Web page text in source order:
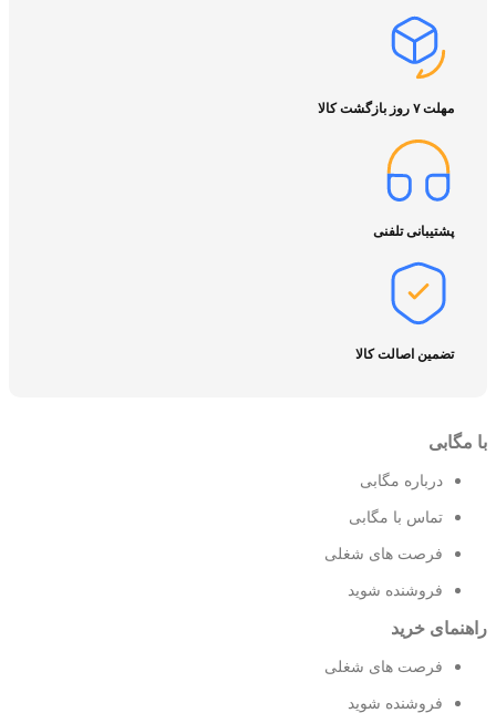
مهلت ۷ روز بازگشت کالا
پشتیبانی تلفنی
تضمین اصالت کالا
با مگابی
درباره مگابی
تماس با مگابی
فرصت های شغلی
فروشنده شوید
راهنمای خرید
فرصت های شغلی
فروشنده شوید